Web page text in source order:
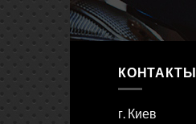
КОНТАКТЫ
г. Киев